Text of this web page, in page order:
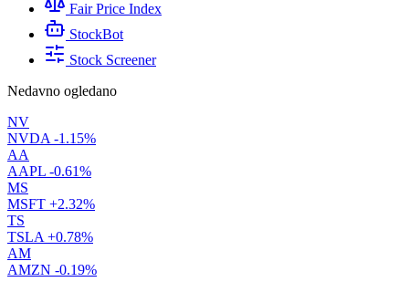
Fair Price Index
StockBot
Stock Screener
Nedavno ogledano
NV
NVDA -1.15%
AA
AAPL -0.61%
MS
MSFT +2.32%
TS
TSLA +0.78%
AM
AMZN -0.19%